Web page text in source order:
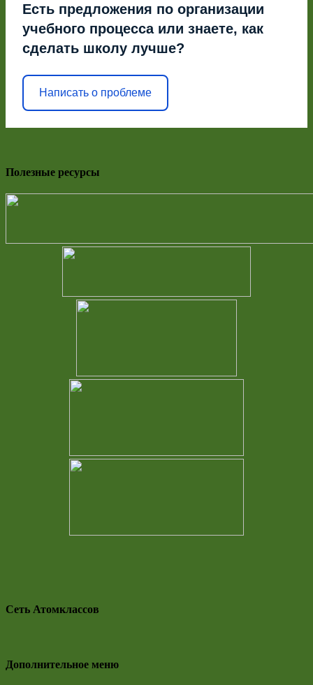
Есть предложения по организации
учебного процесса или знаете, как
сделать школу лучше?
Написать о проблеме
Полезные ресурсы
Сеть Атомклассов
Дополнительное меню